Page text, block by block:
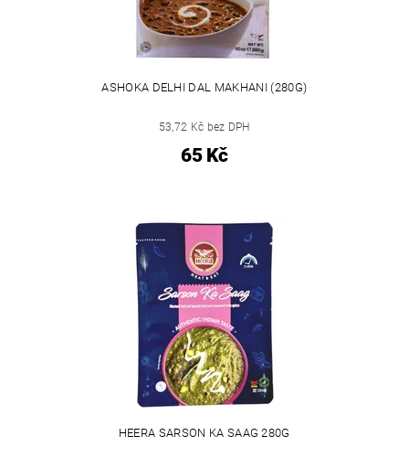
ASHOKA DELHI DAL MAKHANI (280G)
53,72 Kč bez DPH
65 Kč
HEERA SARSON KA SAAG 280G